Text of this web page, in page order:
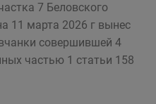
7 Беловского
11 марта 2026 г вынес
совершившей 4
частью 1 статьи 158